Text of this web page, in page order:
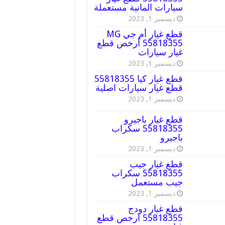
سيارات المانية مستعملة
ديسمبر 1, 2023
قطع غيار أم جي MG
55818355 أرخص قطع
غيار سيارات
ديسمبر 1, 2023
قطع غيار كيا 55818355
قطع غيار سيارات اصلية
ديسمبر 1, 2023
قطع غيار باجيرو
55818355 سكراب
باجيرو
ديسمبر 1, 2023
قطع غيار جيب
55818355 سكراب
جيب مستعمل
ديسمبر 1, 2023
قطع غيار دودج
55818355 ارخص قطع